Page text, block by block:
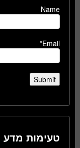
Name
Email*
טעימות מדע